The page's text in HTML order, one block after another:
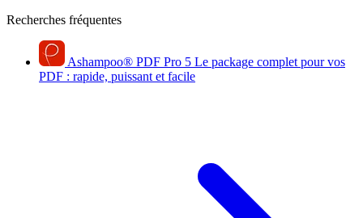
Recherches fréquentes
Ashampoo® PDF Pro 5 Le package complet pour vos
PDF : rapide, puissant et facile